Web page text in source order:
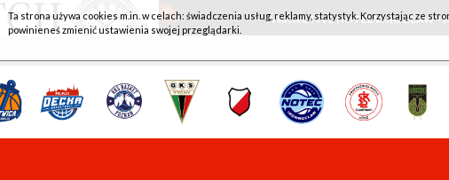
WKK ACTIVE HOTEL WROCŁAW -
Ta strona używa cookies m.in. w celach: świadczenia usług, reklamy, statystyk. Korzystając ze
powinieneś zmienić ustawienia swojej przeglądarki.